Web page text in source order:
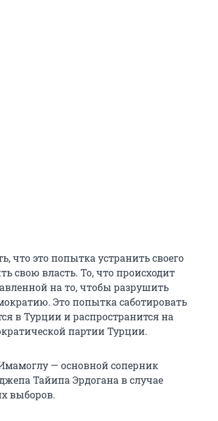
что это попытка устранить своего
свою власть. То, что происходит
на то, чтобы разрушить
Это попытка саботировать
в Турции и распространится на
партии Турции.
— основной соперник
Тайипа Эрдогана в случае
выборов.